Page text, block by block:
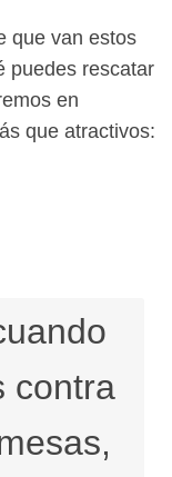
que van estos
puedes rescatar
en
que atractivos:
contra